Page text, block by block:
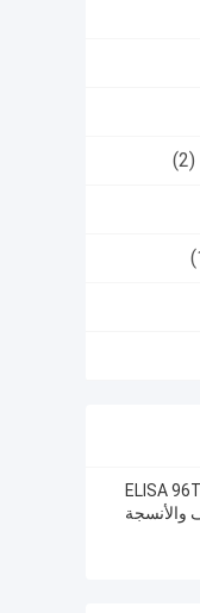
(2)
مجموعة اختبار زيلباتيرول ELISA 96T